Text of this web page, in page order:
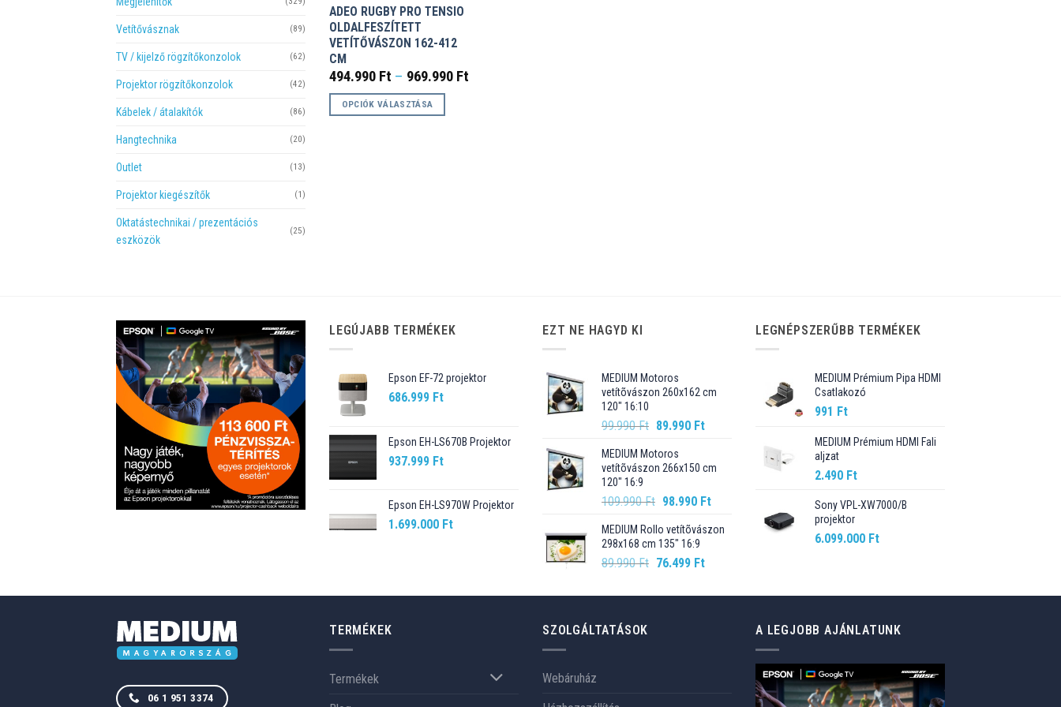
Vetítővásznak (89)
TV / kijelző rögzítőkonzolok (62)
Projektor rögzítőkonzolok (42)
Kábelek / átalakítók (86)
Hangtechnika (20)
Outlet (13)
Projektor kiegészítők (1)
Oktatástechnikai / prezentációs
eszközök
(25)
ADEO RUGBY PRO TENSIO
OLDALFESZÍTETT
VETÍTŐVÁSZON 162-412
CM
494.990 Ft – 969.990 FtÁrtartomány:
OPCIÓK VÁLASZTÁSA
kiLEGÚJABB TERMÉKEK
Epson EF-72 projektor
686.999 Ft
Epson EH-LS670B Projektor
937.999 Ft
Epson EH-LS970W Projektor
1.699.000 Ft
EZT NE HAGYD KI
MEDIUM Motoros
vetítõvászon 260x162 cm
120" 16:10
99.990Ft Original
was:
99.990 Ft.
89.990 FtCurrent
89.990 Ft.
MEDIUM Motoros
vetítõvászon 266x150 cm
120" 16:9
109.990Ft Original
was:
109.990 Ft.
98.990 FtCurrent
is:
MEDIUM Rollo vetítõvászon
298x168 cm 135" 16:9
89.990Ft Original
was:
76.499 FtCurrent
is:
LEGNÉPSZERŰBB TERMÉKEK
MEDIUM Prémium Pipa HDMI
Csatlakozó
991 Ft
MEDIUM Prémium HDMI Fali
aljzat
2.490 Ft
Sony VPL-XW7000/B
projektor
6.099.000 Ft
06 1 951 3374
TERMÉKEK
Termékek
SZOLGÁLTATÁSOK
Webáruház
A LEGJOBB AJÁNLATUNK